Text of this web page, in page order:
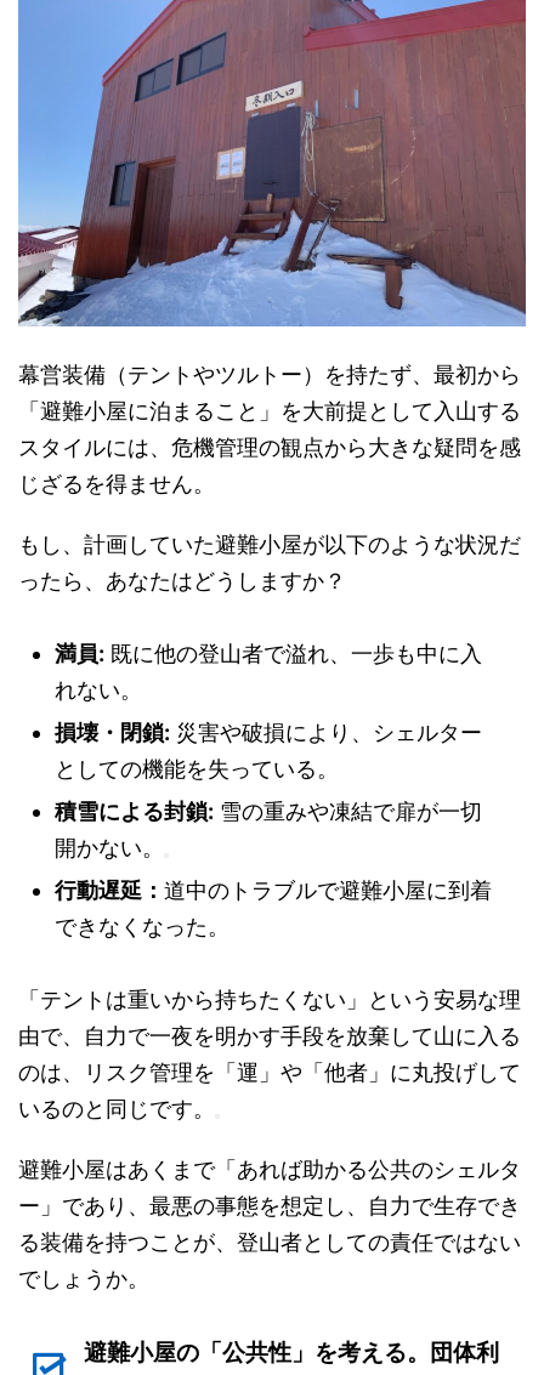
幕営装備（テントやツルトー）を持たず、最初から
「避難小屋に泊まること」を大前提として入山する
スタイルには、危機管理の観点から大きな疑問を感
じざるを得ません。
もし、計画していた避難小屋が以下のような状況だ
ったら、あなたはどうしますか？
満員: 既に他の登山者で溢れ、一歩も中に入
れない。
損壊・閉鎖: 災害や破損により、シェルター
としての機能を失っている。
積雪による封鎖: 雪の重みや凍結で扉が一切
開かない。
行動遅延： 道中のトラブルで避難小屋に到着
できなくなった。
「テントは重いから持ちたくない」という安易な理
由で、自力で一夜を明かす手段を放棄して山に入る
のは、リスク管理を「運」や「他者」に丸投げして
いるのと同じです。
避難小屋はあくまで「あれば助かる公共のシェルタ
ー」であり、最悪の事態を想定し、自力で生存でき
る装備を持つことが、登山者としての責任ではない
でしょうか。
避難小屋の「公共性」を考える。団体利